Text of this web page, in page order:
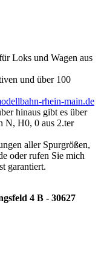
Loks und Wagen aus
und über 100
rhein-main.de
hinaus gibt es über
N, H0, 0 aus 2.ter
aller Spurgrößen,
oder rufen Sie mich
garantiert.
4 B - 30627